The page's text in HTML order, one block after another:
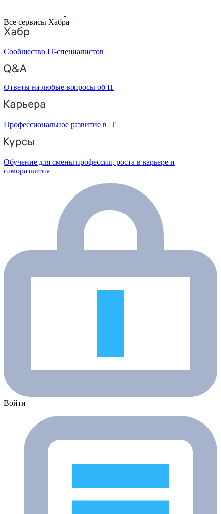
Все сервисы Хабра
Сообщество IT-специалистов
Ответы на любые вопросы об IT
Профессиональное развитие в IT
Обучение для смены профессии, роста в карьере и
саморазвития
Войти